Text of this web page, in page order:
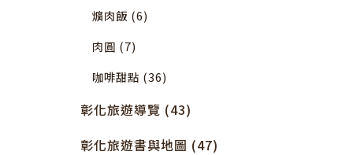
爌肉飯 (6)
肉圓 (7)
咖啡甜點 (36)
彰化旅遊導覽 (43)
彰化旅遊書與地圖 (47)